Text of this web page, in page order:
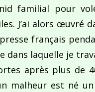
familial pour
J’ai alors œuvré
français
dans laquelle je
après plus de
malheur est né